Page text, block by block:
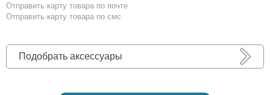
Отправить карту товара по почте
Отправить карту товара по смс
Подобрать аксессуары